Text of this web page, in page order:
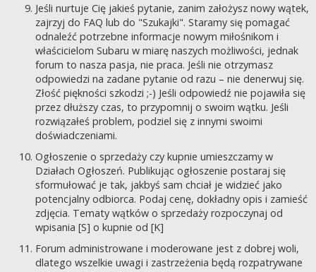
Jeśli nurtuje Cię jakieś pytanie, zanim założysz nowy wątek,
zajrzyj do FAQ lub do "Szukajki". Staramy się pomagać
odnaleźć potrzebne informacje nowym miłośnikom i
właścicielom Subaru w miarę naszych możliwości, jednak
forum to nasza pasja, nie praca. Jeśli nie otrzymasz
odpowiedzi na zadane pytanie od razu – nie denerwuj się.
Złość piękności szkodzi ;-) Jeśli odpowiedź nie pojawiła się
przez dłuższy czas, to przypomnij o swoim wątku. Jeśli
rozwiązałeś problem, podziel się z innymi swoimi
doświadczeniami.
Ogłoszenie o sprzedaży czy kupnie umieszczamy w
Działach Ogłoszeń. Publikując ogłoszenie postaraj się
sformułować je tak, jakbyś sam chciał je widzieć jako
potencjalny odbiorca. Podaj cenę, dokładny opis i zamieść
zdjęcia. Tematy wątków o sprzedaży rozpoczynaj od
wpisania [S] o kupnie od [K]
Forum administrowane i moderowane jest z dobrej woli,
dlatego wszelkie uwagi i zastrzeżenia będą rozpatrywane